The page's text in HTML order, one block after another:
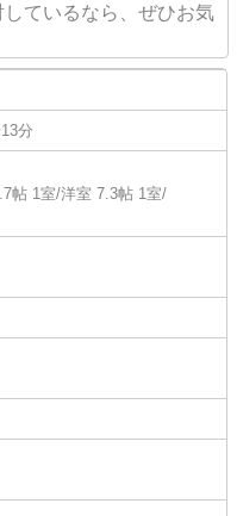
ているなら、ぜひお気
分
帖 1室/洋室 7.3帖 1室/